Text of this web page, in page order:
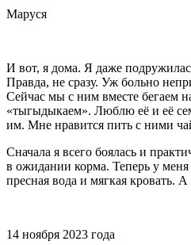
Маруся
И вот, я дома. Я даже
Правда, не сразу. Уж больно
Сейчас мы с ним вместе бегаем
«тыгыдыкаем». Люблю её и её
им. Мне нравится пить с ними
Сначала я всего боялась и
в ожидании корма. Теперь у меня
пресная вода и мягкая кровать.
14 ноября 2023 года